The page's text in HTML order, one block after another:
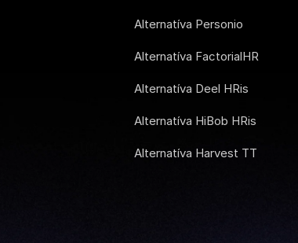
Alternatíva Personio
Alternatíva FactorialHR
Alternatíva Deel HRis
Alternatíva HiBob HRis
Alternatíva Harvest TT